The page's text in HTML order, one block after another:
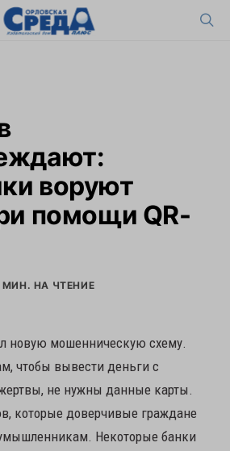
воруют
помощи QR-
МИН. НА ЧТЕНИЕ
новую мошенническую схему.
чтобы вывести деньги с
не нужны данные карты.
которые доверчивые граждане
Некоторые банки